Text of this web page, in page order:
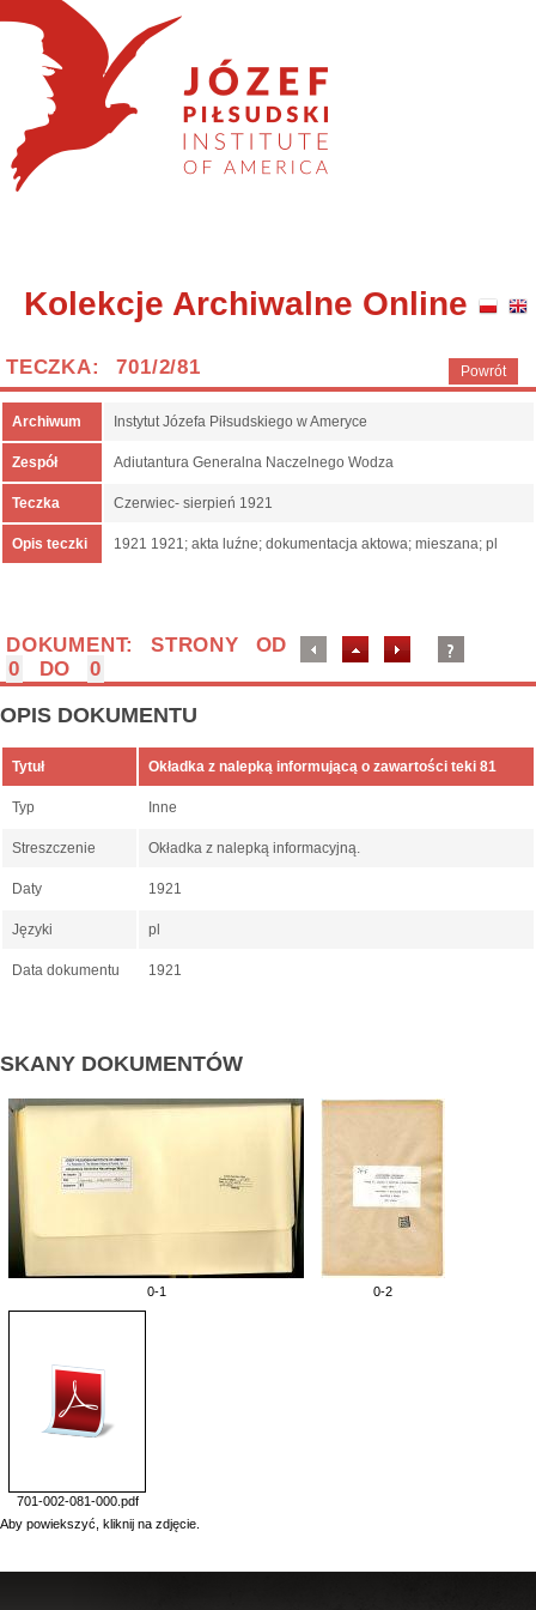
Kolekcje Archiwalne Online
Powrót
TECZKA: 701/2/81
Archiwum Instytut Józefa Piłsudskiego w Ameryce
Zespół Adiutantura Generalna Naczelnego Wodza
Teczka Czerwiec- sierpień 1921
Opis teczki 1921 1921; akta luźne; dokumentacja aktowa; mieszana; pl
DOKUMENT: STRONY OD
0
DO 0
OPIS DOKUMENTU
Tytuł Okładka z nalepką informującą o zawartości teki 81
Typ Inne
Streszczenie Okładka z nalepką informacyjną.
Daty 1921
Języki pl
Data dokumentu 1921
SKANY DOKUMENTÓW
0-1 0-2
701-002-081-000.pdf
Aby powiekszyć, kliknij na zdjęcie.